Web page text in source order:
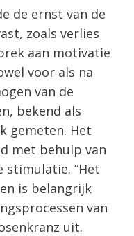
de ernst van de
zoals verlies
aan motivatie
voor als na
van de
bekend als
gemeten. Het
met behulp van
stimulatie. “Het
is belangrijk
van
uit.